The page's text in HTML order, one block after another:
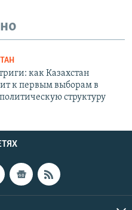
как Казахстан
к первым выборам в
структуру